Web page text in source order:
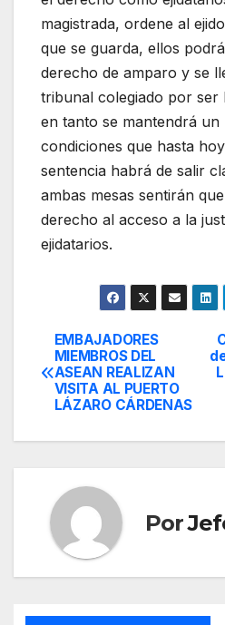
magistrada, ordene al
que se guarda, ellos
derecho de amparo y se
tribunal colegiado por ser
en tanto se mantendrá un
condiciones que hasta
sentencia habrá de salir
ambas mesas sentirán
derecho al acceso a la
ejidatarios.
Navegación
de
EMBAJADORES
MIEMBROS DEL
ASEAN REALIZAN
VISITA AL PUERTO
LÁZARO CÁRDENAS
Por